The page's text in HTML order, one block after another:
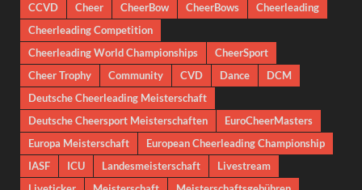
CCVD
Cheer CheerBow CheerBows
Cheerleading
Cheerleading Competition
Cheerleading World Championships
CheerSport
Cheer Trophy
Community CVD Dance
DCM
Deutsche Cheerleading Meisterschaft
Deutsche Cheersport Meisterschaften
EuroCheerMasters
Europa Meisterschaft
European Cheerleading Championship
IASF
ICU Landesmeisterschaft
Livestream